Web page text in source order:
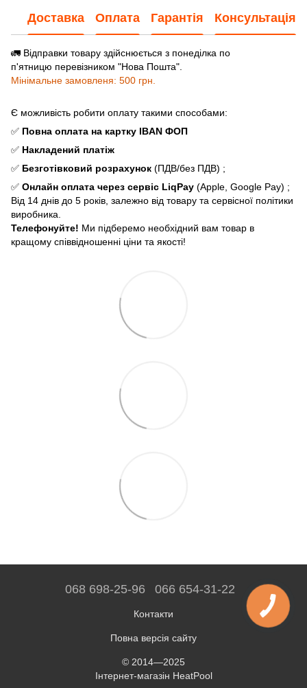
Доставка Оплата Гарантія Консультація
🚛 Відправки товару здійснюється з понеділка по
п'ятницю перевізником "Нова Пошта".
Мінімальне замовленя: 500 грн.
Є можливість робити оплату такими способами:
✅ Повна оплата на картку IBAN ФОП
✅ Накладений платіж
✅ Безготівковий розрахунок (ПДВ/без ПДВ) ;
✅ Онлайн оплата через сервіс LiqPay (Apple, Google Pay) ;
Від 14 днів до 5 років, залежно від товару та сервісної політики
виробника.
Телефонуйте! Ми підберемо необхідний вам товар в
кращому співвідношенні ціни та якості!
068 698-25-96 066 654-31-22
Контакти
Повна версія сайту
© 2014—2025
Інтернет-магазін HeatPool